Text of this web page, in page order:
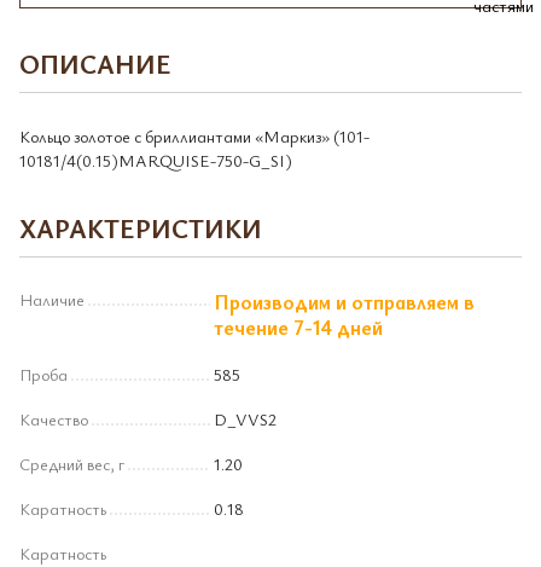
ОПИСАНИЕ
Кольцо золотое с бриллиантами «Маркиз» (101-
10181/4(0.15)MARQUISE-750-G_SI)
ХАРАКТЕРИСТИКИ
Наличие
Производим и отправляем в
течение 7-14 дней
Проба
585
Качество
D_VVS2
Средний вес, г
1.20
Каратность
0.18
Каратность